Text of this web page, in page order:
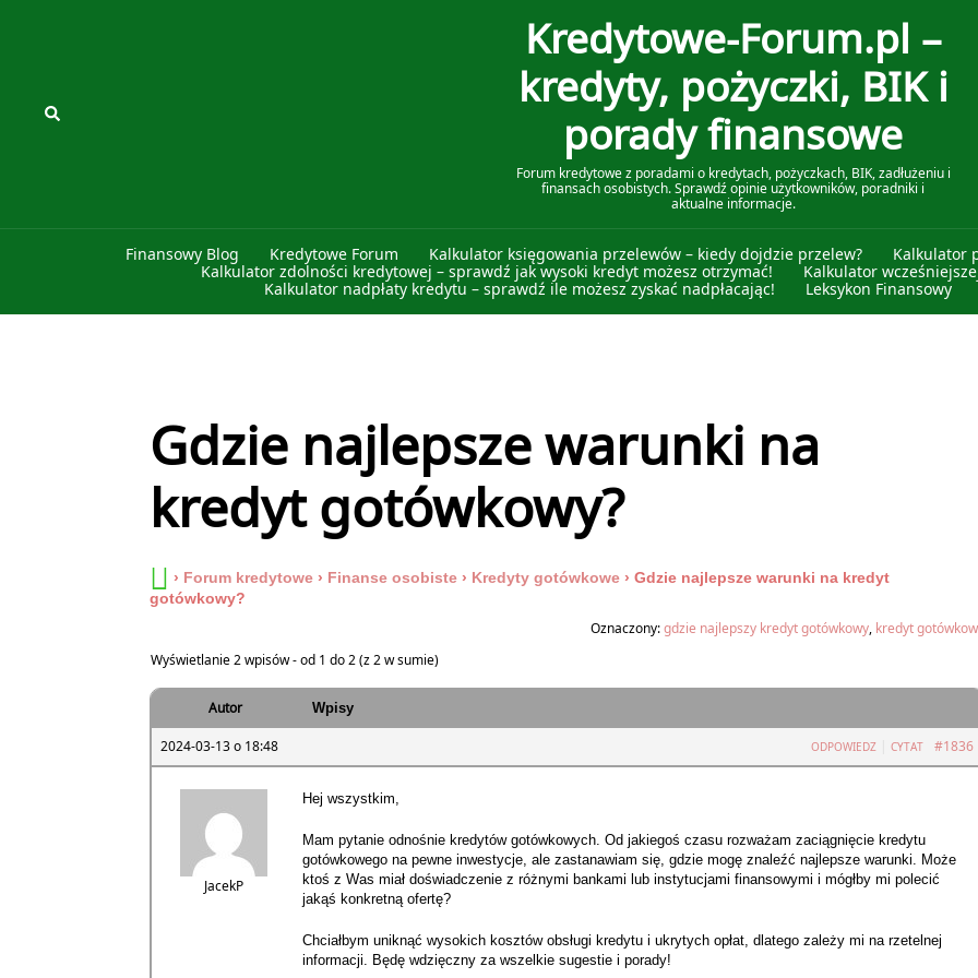
Szukaj
Kredytowe-Forum.pl –
kredyty, pożyczki, BIK i
porady finansowe
Forum kredytowe z poradami o kredytach, pożyczkach, BIK, zadłużeniu i
finansach osobistych. Sprawdź opinie użytkowników, poradniki i
aktualne informacje.
Finansowy Blog Kredytowe Forum Kalkulator księgowania przelewów – kiedy dojdzie przelew?
Kalkulator
Kalkulator zdolności kredytowej – sprawdź jak wysoki kredyt możesz otrzymać!
Kalkulator
Kalkulator nadpłaty kredytu – sprawdź ile możesz zyskać nadpłacając!
Leksykon Finansowy
Gdzie najlepsze warunki na
kredyt gotówkowy?
› Forum kredytowe › Finanse osobiste › Kredyty gotówkowe › Gdzie najlepsze warunki na kredyt
gotówkowy?
Oznaczony:gdzie najlepszy kredyt gotówkowy, kredyt
Wyświetlanie 2 wpisów - od 1 do 2 (z 2 w sumie)
Autor Wpisy
2024-03-13 o 18:48 #1836
ODPOWIEDZ CYTAT
JacekP
Hej wszystkim,
Mam pytanie odnośnie kredytów gotówkowych. Od jakiegoś czasu rozważam zaciągnięcie kredytu
gotówkowego na pewne inwestycje, ale zastanawiam się, gdzie mogę znaleźć najlepsze warunki. Może
ktoś z Was miał doświadczenie z różnymi bankami lub instytucjami finansowymi i mógłby mi polecić
jakąś konkretną ofertę?
Chciałbym uniknąć wysokich kosztów obsługi kredytu i ukrytych opłat, dlatego zależy mi na rzetelnej
informacji. Będę wdzięczny za wszelkie sugestie i porady!